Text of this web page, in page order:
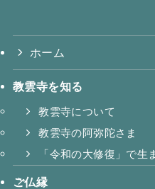
ホーム
教雲寺を知る
教雲寺について
教雲寺の阿弥陀さま
「令和の大修復」で生
ご仏縁